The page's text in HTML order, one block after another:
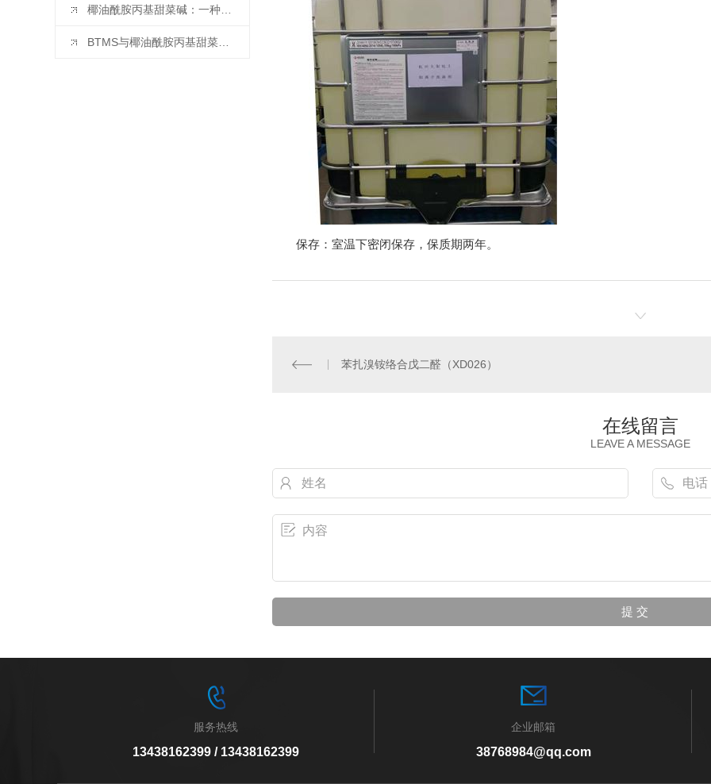
椰油酰胺丙基甜菜碱：一种天然皮肤保湿剂的研究进展
BTMS与椰油酰胺丙基甜菜碱：比较两种常用表面活性剂
保存：室温下密闭保存，保质期两年。
苯扎溴铵络合戊二醛（XD026）
在线留言
LEAVE A MESSAGE
服务热线
13438162399 / 13438162399
企业邮箱
38768984@qq.com